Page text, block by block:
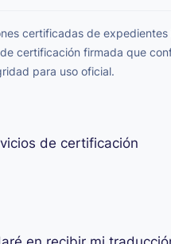
certificadas de expedientes
certificación firmada que
para uso oficial.
de certificación